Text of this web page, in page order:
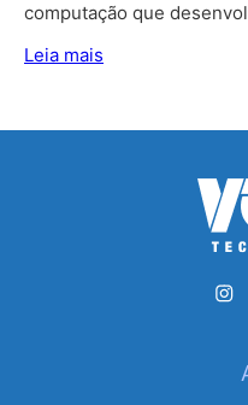
computação que
Leia mais